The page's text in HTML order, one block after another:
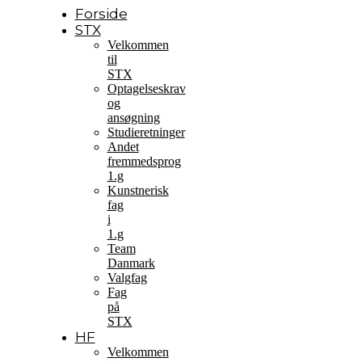
Forside
STX
Velkommen
til
STX
Optagelseskrav
og
ansøgning
Studieretninger
Andet
fremmedsprog
1.g
Kunstnerisk
fag
i
1.g
Team
Danmark
Valgfag
Fag
på
STX
HF
Velkommen